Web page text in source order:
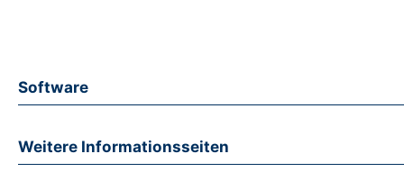
Software
Weitere Informationsseiten